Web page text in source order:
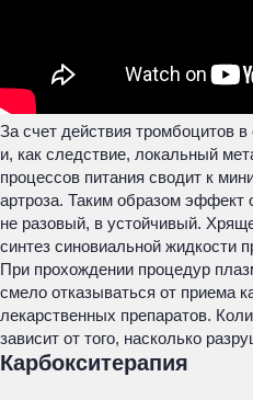
За счет действия тромбоцитов в
и, как следствие, локальный
процессов питания сводит к
артроза. Таким образом эффект
не разовый, в устойчивый.
синтез синовиальной жидкости
При прохождении процедур
смело отказываться от приема
лекарственных препаратов.
зависит от того, насколько
Карбокситерапия